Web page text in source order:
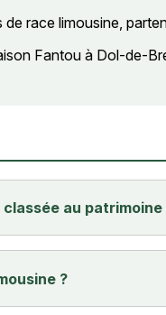
de race limousine,
Fantou à Dol-de-
au patrimoine
?